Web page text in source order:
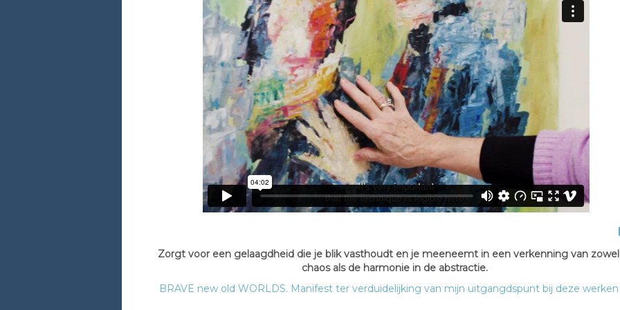
Zorgt voor een gelaagdheid die je blik vasthoudt en je meeneemt in een verkenning van
chaos als de harmonie in de abstractie.
BRAVE new old WORLDS. Manifest ter verduidelijking van mijn uitgangdspunt bij deze werken